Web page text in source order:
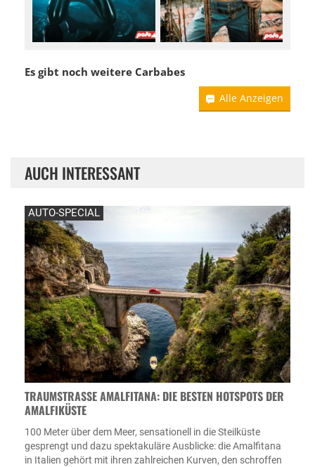
Es gibt noch weitere Carbabes
Alle Anzeigen
AUCH INTERESSANT
AUTO-SPECIAL
TRAUMSTRASSE AMALFITANA: DIE BESTEN HOTSPOTS DER A
MALFIKÜSTE
100 Meter über dem Meer, sensationell in die Steilküste
gesprengt und dazu spektakuläre Ausblicke: die Amalfitana
in Italien gehört mit ihren zahlreichen Kurven, den schroffen